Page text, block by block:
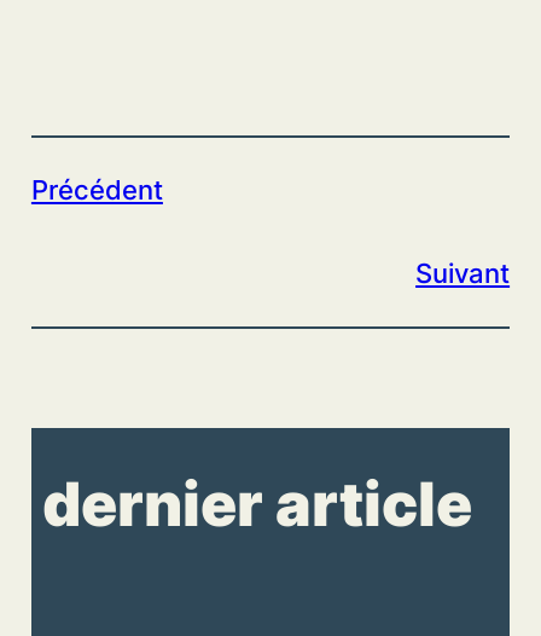
Précédent
Suivant
dernier article